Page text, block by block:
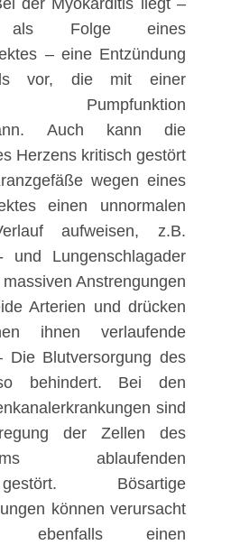
der Myokarditis liegt –
als Folge eines
– eine Entzündung
vor, die mit einer
Pumpfunktion
Auch kann die
Herzens kritisch gestört
wegen eines
einen unnormalen
aufweisen, z.B.
und Lungenschlagader
Anstrengungen
Arterien und drücken
ihnen verlaufende
Die Blutversorgung des
behindert. Bei den
sind
der Zellen des
ablaufenden
Bösartige
können verursacht
ebenfalls einen